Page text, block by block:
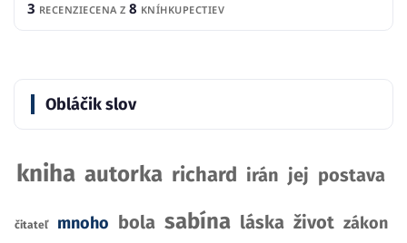
3 RECENZIECENA Z 8 KNÍHKUPECTIEV
Obláčik slov
kniha autorka richard irán jej postava
čitateľ mnoho bola sabína láska život zákon